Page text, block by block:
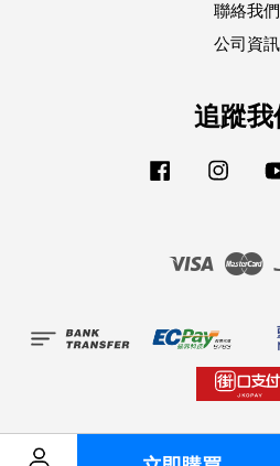
聯絡我們
公司資訊
追蹤我
Facebook
Visa